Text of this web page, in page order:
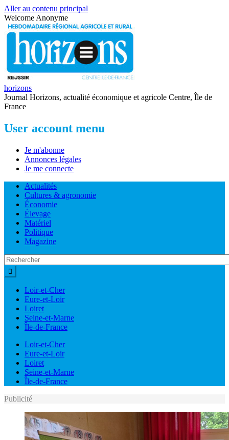
Aller au contenu principal
Welcome Anonyme
horizons
Journal Horizons, actualité économique et agricole Centre, Île de
France
User account menu
Je m'abonne
Annonces légales
Je me connecte
Actualités
Cultures & agronomie
Économie
Élevage
Matériel
Politique
Magazine
Loir-et-Cher
Eure-et-Loir
Loiret
Seine-et-Marne
Île-de-France
Loir-et-Cher
Eure-et-Loir
Loiret
Seine-et-Marne
Île-de-France
Publicité